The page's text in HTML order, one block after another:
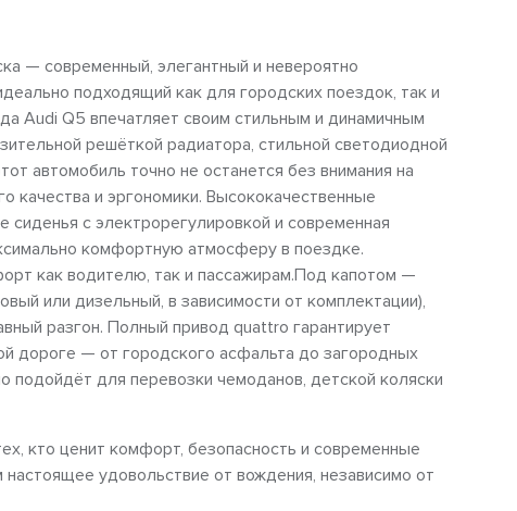
— современный, элегантный и невероятно
подходящий как для городских поездок, так и
Audi Q5 впечатляет своим стильным и динамичным
решёткой радиатора, стильной светодиодной
автомобиль точно не останется без внимания на
и эргономики. Высококачественные
с электрорегулировкой и современная
комфортную атмосферу в поездке.
как водителю, так и пассажирам.Под капотом —
или дизельный, в зависимости от комплектации),
разгон. Полный привод quattro гарантирует
дороге — от городского асфальта до загородных
подойдёт для перевозки чемоданов, детской коляски
кто ценит комфорт, безопасность и современные
удовольствие от вождения, независимо от